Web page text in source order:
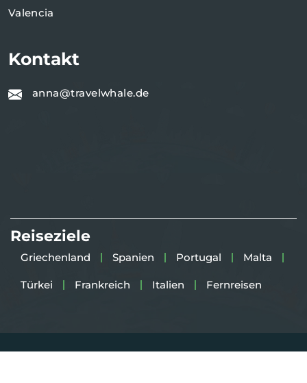
Valencia
Kontakt
anna@travelwhale.de
Reiseziele
Griechenland Spanien Portugal Malta
Türkei Frankreich Italien Fernreisen
Copyright 2025TravelWhale